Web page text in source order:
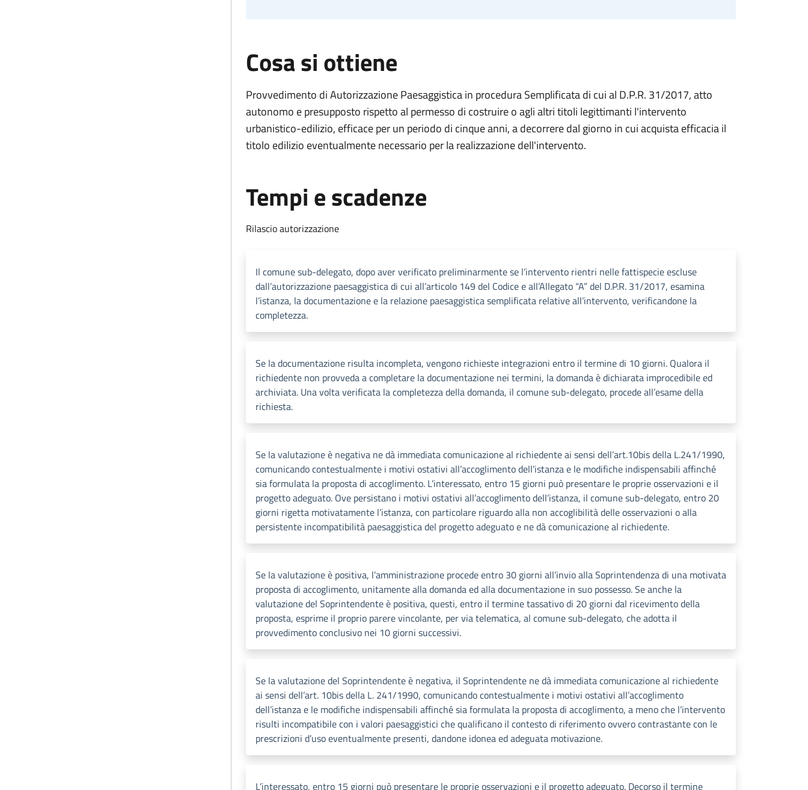
Cosa si ottiene
Provvedimento di Autorizzazione Paesaggistica in procedura Semplificata di cui al D.P.R. 31/2017, atto
autonomo e presupposto rispetto al permesso di costruire o agli altri titoli legittimanti l'intervento
urbanistico-edilizio, efficace per un periodo di cinque anni, a decorrere dal giorno in cui acquista efficacia il
titolo edilizio eventualmente necessario per la realizzazione dell'intervento.
Tempi e scadenze
Rilascio autorizzazione
Il comune sub-delegato, dopo aver verificato preliminarmente se l’intervento rientri nelle fattispecie escluse
dall’autorizzazione paesaggistica di cui all’articolo 149 del Codice e all’Allegato “A” del D.P.R. 31/2017, esamina
l’istanza, la documentazione e la relazione paesaggistica semplificata relative all’intervento, verificandone la
completezza.
Se la documentazione risulta incompleta, vengono richieste integrazioni entro il termine di 10 giorni. Qualora il
richiedente non provveda a completare la documentazione nei termini, la domanda è dichiarata improcedibile ed
archiviata. Una volta verificata la completezza della domanda, il comune sub-delegato, procede all’esame della
richiesta.
Se la valutazione è negativa ne dà immediata comunicazione al richiedente ai sensi dell’art.10bis della L.241/1990,
comunicando contestualmente i motivi ostativi all’accoglimento dell’istanza e le modifiche indispensabili affinché
sia formulata la proposta di accoglimento. L’interessato, entro 15 giorni può presentare le proprie osservazioni e il
progetto adeguato. Ove persistano i motivi ostativi all’accoglimento dell’istanza, il comune sub-delegato, entro 20
giorni rigetta motivatamente l’istanza, con particolare riguardo alla non accoglibilità delle osservazioni o alla
persistente incompatibilità paesaggistica del progetto adeguato e ne dà comunicazione al richiedente.
Se la valutazione è positiva, l’amministrazione procede entro 30 giorni all’invio alla Soprintendenza di una motivata
proposta di accoglimento, unitamente alla domanda ed alla documentazione in suo possesso. Se anche la
valutazione del Soprintendente è positiva, questi, entro il termine tassativo di 20 giorni dal ricevimento della
proposta, esprime il proprio parere vincolante, per via telematica, al comune sub-delegato, che adotta il
provvedimento conclusivo nei 10 giorni successivi.
Se la valutazione del Soprintendente è negativa, il Soprintendente ne dà immediata comunicazione al richiedente
ai sensi dell’art. 10bis della L. 241/1990, comunicando contestualmente i motivi ostativi all’accoglimento
dell’istanza e le modifiche indispensabili affinché sia formulata la proposta di accoglimento, a meno che l’intervento
risulti incompatibile con i valori paesaggistici che qualificano il contesto di riferimento ovvero contrastante con le
prescrizioni d’uso eventualmente presenti, dandone idonea ed adeguata motivazione.
L’interessato, entro 15 giorni può presentare le proprie osservazioni e il progetto adeguato. Decorso il termine